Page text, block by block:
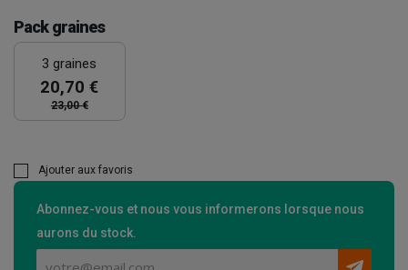
Pack graines
3 graines
20,70 €
23,00 €
Ajouter aux favoris
Abonnez-vous et nous vous informerons lorsque nous
aurons du stock.